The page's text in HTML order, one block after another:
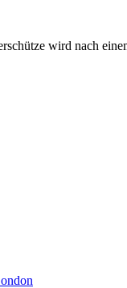
wird nach